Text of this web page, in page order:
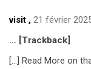
visit , 21 février
… [Trackback]
[…] Read More on